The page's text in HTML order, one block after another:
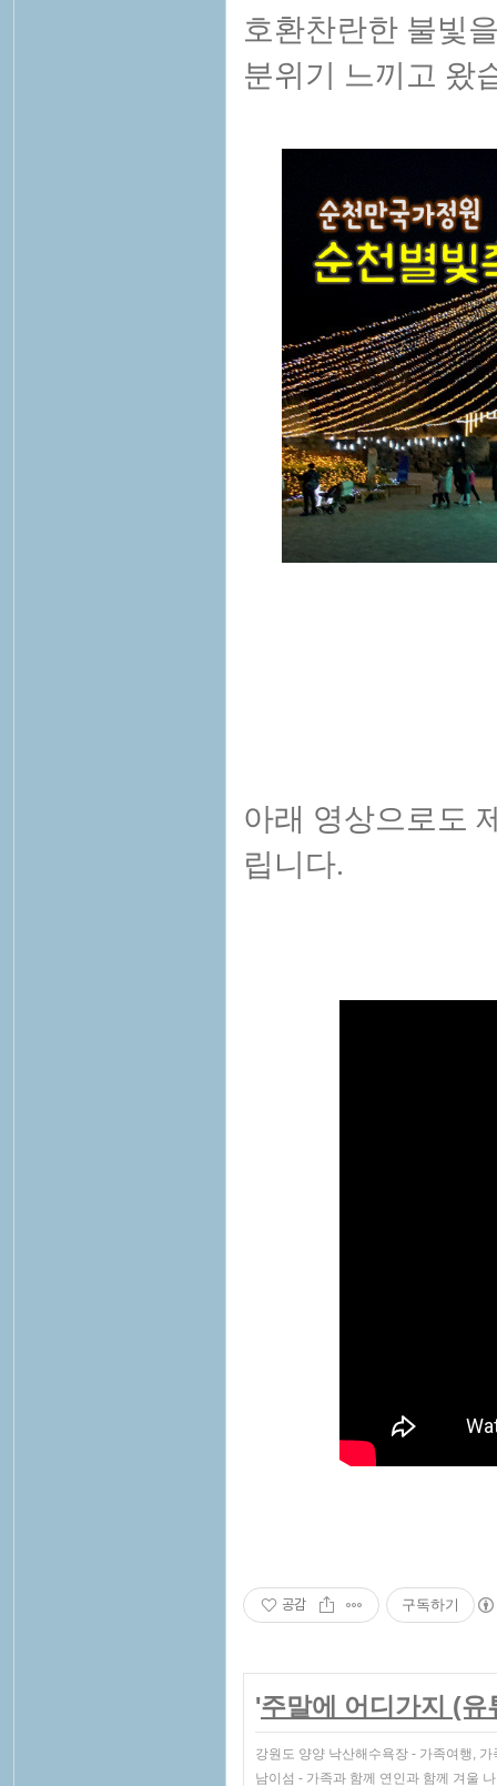
호환찬란한 불빛
분위기 느끼고 왔
아래 영상으로도
립니다.
공감 구독하기
'주말에 어디가지 (유
강원도 양양 낙산해수욕장 - 가족여행,
남이섬 - 가족과 함께 연인과 함께 겨울